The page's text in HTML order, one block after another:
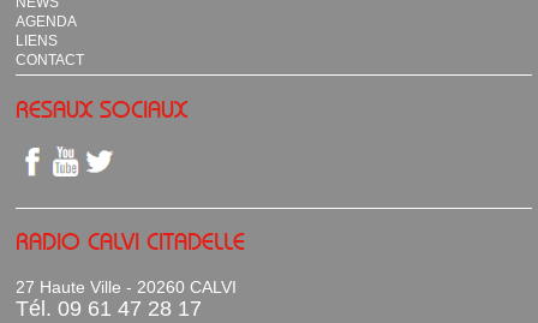
AGENDA
LIENS
CONTACT
RESAUX SOCIAUX
RADIO CALVI CITADELLE
27 Haute Ville - 20260 CALVI
Tél. 09 61 47 28 17